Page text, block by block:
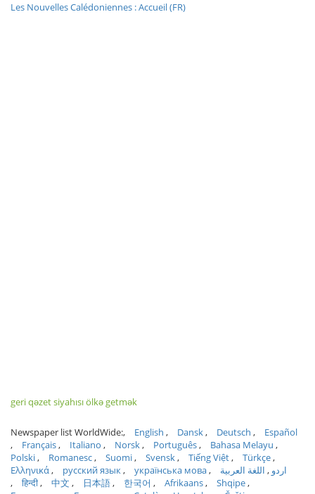
Les Nouvelles Calédoniennes : Accueil (FR)
geri qəzet siyahısı ölkə getmək
Newspaper list WorldWide: English Dansk Deutsch
Español
Français
Italiano Norsk Português
Bahasa Melayu
Polski
Romanesc Suomi Svensk Tiếng Việt
Türkçe
Ελληνικά
русский язык українська мова اردو
اللغة العربية
हिन्दी
中文 日本語 한국어 Afrikaans
Shqipe